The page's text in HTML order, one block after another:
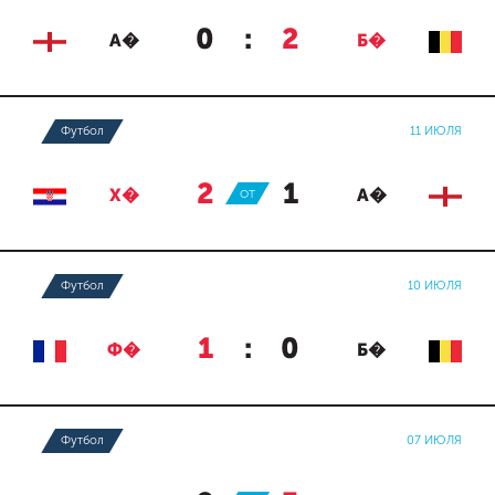
А� 0 : 2 Б�
Футбол 11 ИЮЛЯ
Х� 2 : 1 А�
ОТ
Футбол 10 ИЮЛЯ
Ф� 1 : 0 Б�
Футбол 07 ИЮЛЯ